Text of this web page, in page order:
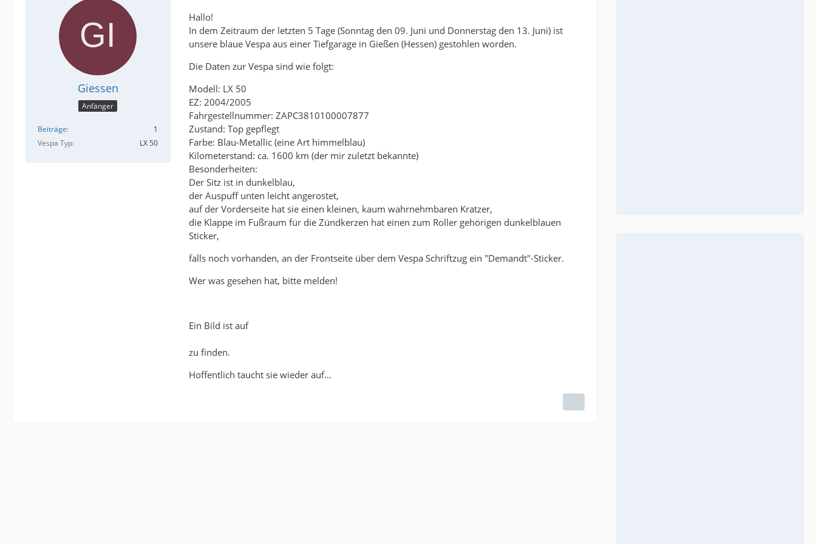
Giessen
Anfänger
Beiträge
1
Vespa Typ
LX 50
Hallo!
In dem Zeitraum der letzten 5 Tage (Sonntag den 09. Juni und Donnerstag den 13. Juni) ist
unsere blaue Vespa aus einer Tiefgarage in Gießen (Hessen) gestohlen worden.
Die Daten zur Vespa sind wie folgt:
Modell: LX 50
EZ: 2004/2005
Fahrgestellnummer: ZAPC3810100007877
Zustand: Top gepflegt
Farbe: Blau-Metallic (eine Art himmelblau)
Kilometerstand: ca. 1600 km (der mir zuletzt bekannte)
Besonderheiten:
Der Sitz ist in dunkelblau,
der Auspuff unten leicht angerostet,
auf der Vorderseite hat sie einen kleinen, kaum wahrnehmbaren Kratzer,
die Klappe im Fußraum für die Zündkerzen hat einen zum Roller gehörigen dunkelblauen
Sticker,
falls noch vorhanden, an der Frontseite über dem Vespa Schriftzug ein "Demandt"-Sticker.
Wer was gesehen hat, bitte melden!
Ein Bild ist auf
zu finden.
Hoffentlich taucht sie wieder auf...